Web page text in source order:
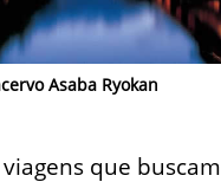
Asaba Ryokan
que buscam